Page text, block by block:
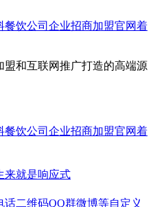
餐饮公司企业招商加盟官网着
盟和互联网推广打造的高端源
餐饮公司企业招商加盟官网着
来就是响应式
话二维码QQ群微博等自定义